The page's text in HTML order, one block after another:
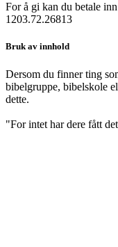
For å gi kan du betale
1203.72.26813
Bruk av innhold
Dersom du finner ting
bibelgruppe, bibelskole
dette.
"For intet har dere fått